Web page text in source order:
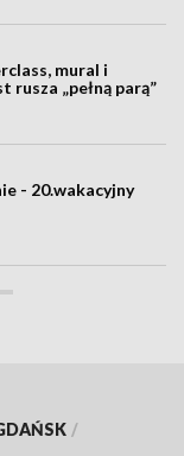
mural i
rusza „pełną parą”
- 20.wakacyjny
/